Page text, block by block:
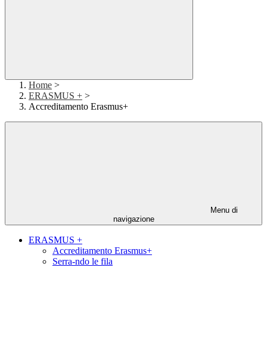
Home >
ERASMUS + >
Accreditamento Erasmus+
Menu di
navigazione
ERASMUS +
Accreditamento Erasmus+
Serra-ndo le fila